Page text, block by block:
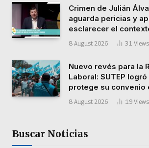
Crimen de Julián
aguarda pericias y
esclarecer el
8 August 2026 31 Views
Nuevo revés para la
Laboral: SUTEP
protege su convenio
8 August 2026 19 Views
Buscar Noticias